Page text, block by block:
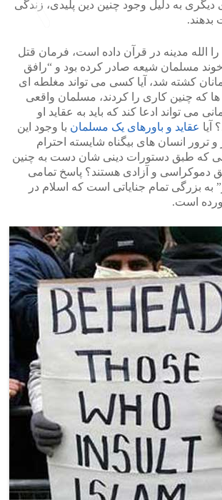
دیگری به دلیل وجود چنین دین پلیدی، زندگی
الله مدینه در قرآن داده است، فرمان قتل
مسلمان شیعه صادر کرده بود و “رافق
کشته شد، آیا کسی می تواند مغلطه ای
ها که چنین کاری را کردند، مسلمان واقعی
می تواند ادعا کند که باید به عقاید او
آیا عقاید و باورهای یک مسلمان با وجود این
ترور انسان های بیگناه شایسته احترام
که طبق دستورات دینی شان دست به چنین
دموکراسی و آزادی هستند؟ پاسخ تمامی
بزرگی تمام جنایاتی است که اسلام در
است.
>